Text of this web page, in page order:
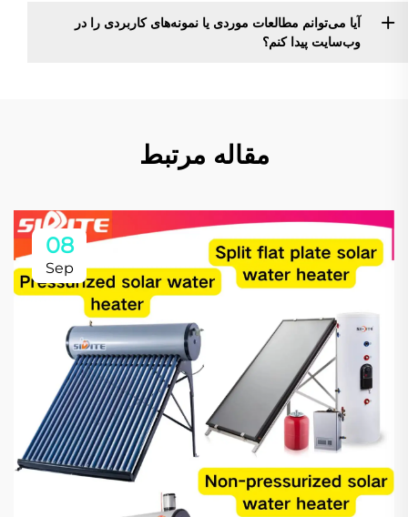
آیا می‌توانم مطالعات موردی یا نمونه‌های کاربردی را در
وب‌سایت پیدا کنم؟
مقاله مرتبط
08
Sep